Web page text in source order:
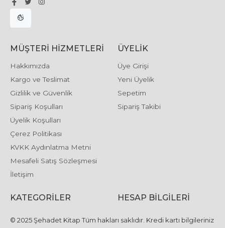
MÜŞTERI HIZMETLERI
Hakkımızda
Kargo ve Teslimat
Gizlilik ve Güvenlik
Sipariş Koşulları
Üyelik Koşulları
Çerez Politikası
KVKK Aydınlatma Metni
Mesafeli Satış Sözleşmesi
İletişim
ÜYELIK
Üye Girişi
Yeni Üyelik
Sepetim
Sipariş Takibi
KATEGORILER HESAP BILGILERI
© 2025 Şehadet Kitap Tüm hakları saklıdır. Kredi kartı bilgileriniz